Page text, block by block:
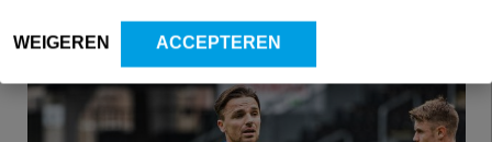
WEIGEREN ACCEPTEREN